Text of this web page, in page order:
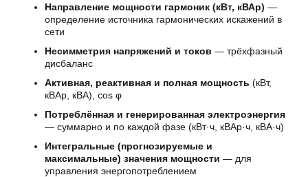
Направление мощности гармоник (кВт, кВАр) —
определение источника гармонических искажений в
сети
Несимметрия напряжений и токов — трёхфазный
дисбаланс
Активная, реактивная и полная мощность (кВт,
кВАр, кВА), cos φ
Потреблённая и генерированная электроэнергия
— суммарно и по каждой фазе (кВт·ч, кВАр·ч, кВА·ч)
Интегральные (прогнозируемые и
максимальные) значения мощности — для
управления энергопотреблением